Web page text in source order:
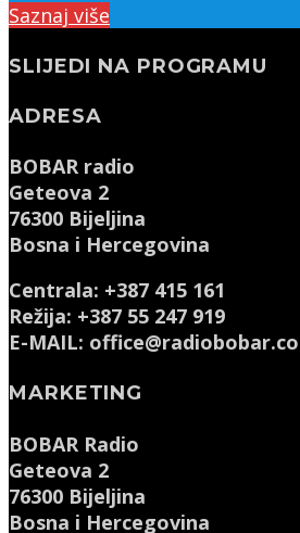
Saznaj više
SLIJEDI NA PROGRAMU
ADRESA
BOBAR radio
Geteova 2
76300 Bijeljina
Bosna i Hercegovina
Centrala: +387 415 161
Režija: +387 55 247 919
E-MAIL:
MARKETING
BOBAR Radio
Geteova 2
76300 Bijeljina
Bosna i Hercegovina